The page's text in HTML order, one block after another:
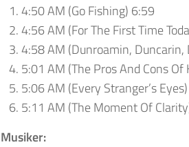
4:50 AM (Go Fishing) 6:59
4:56 AM (For The First Time
4:58 AM (Dunroamin,
5:01 AM (The Pros And Cons
5:06 AM (Every Stranger’s
5:11 AM (The Moment Of
Musiker: